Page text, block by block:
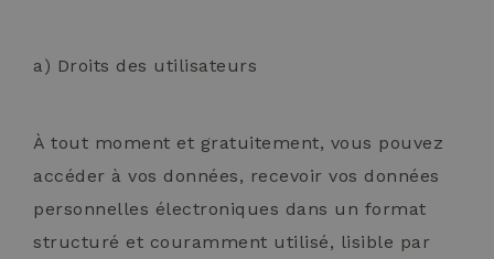
a) Droits des utilisateurs
À tout moment et gratuitement, vous pouvez
accéder à vos données, recevoir vos données
personnelles électroniques dans un format
structuré et couramment utilisé, lisible par